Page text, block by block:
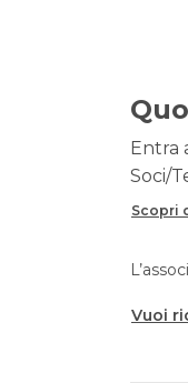
Entra
Soci/
Scopri
Vuoi